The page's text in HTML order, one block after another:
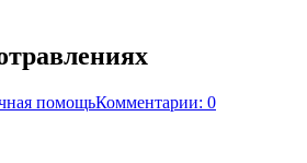
помощьКомментарии: 0